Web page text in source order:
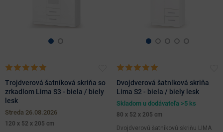
Trojdverová šatníková skriňa so
zrkadlom Lima S3 - biela / biely
lesk
streda 26.08.2026
120 x 52 x 205 cm
Dvojdverová šatníková skriňa
Lima S2 - biela / biely lesk
Skladom u dodávateľa >5 ks
80 x 52 x 205 cm
Dvojdverovú šatníkovú skriňu LIMA